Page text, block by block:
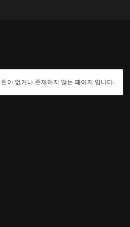
이 없거나 존재하지 않는 페이지 입니다.